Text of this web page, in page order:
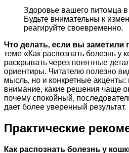
Здоровье вашего питомца
Будьте внимательны к
реагируйте своевременно.
Что делать, если вы заметили
теме «Как распознать болезнь у
раскрывать через понятные
ориентиры. Читателю полезно
мысль, но и конкретные акценты:
внимание, какие решения чаще
почему спокойный,
дает более уверенный результат.
Практические
Как распознать болезнь у